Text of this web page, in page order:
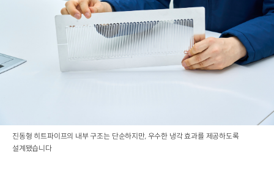
진동형 히트파이프의 내부 구조는 단순하지만, 우수한 냉각 효과를 제공하도록
설계됐습니다